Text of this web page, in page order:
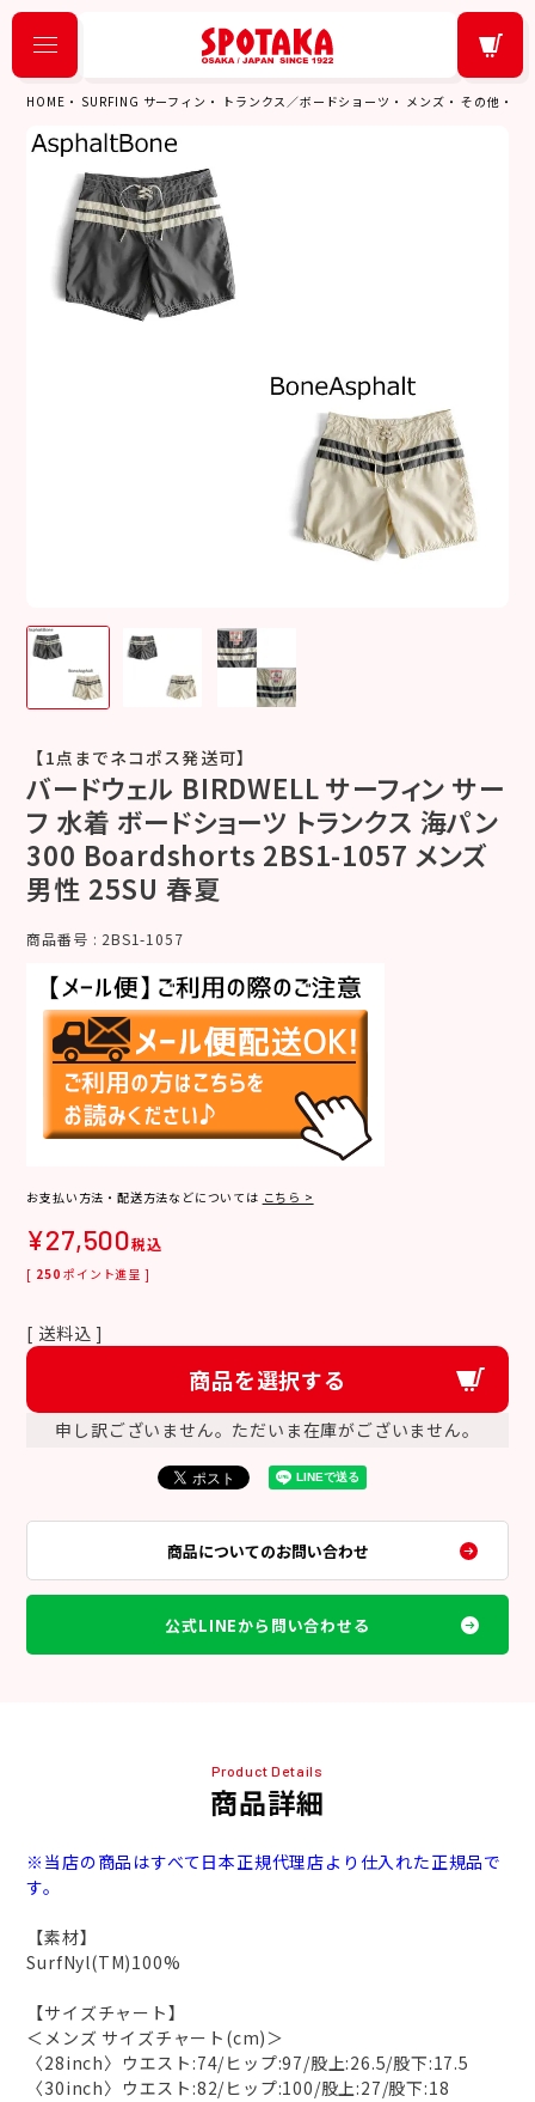
HOME SURFING サーフィン トランクス／ボードショーツ メンズ その他
【1点までネコポス発送可】
バードウェル BIRDWELL サーフィン サー
フ 水着 ボードショーツ トランクス 海パン
300 Boardshorts 2BS1-1057 メンズ
男性 25SU 春夏
商品番号 2BS1-1057
お支払い方法・配送方法などについては こちら >
¥27,500税込
[ 250 ポイント進呈 ]
送料込
商品を選択する
申し訳ございません。ただいま在庫がございません。
商品についてのお問い合わせ
公式LINEから問い合わせる
Product Details
商品詳細
※当店の商品はすべて日本正規代理店より仕入れた正規品で
す。
【素材】
SurfNyl(TM)100%
【サイズチャート】
＜メンズ サイズチャート(cm)＞
〈28inch〉ウエスト:74/ヒップ:97/股上:26.5/股下:17.5
〈30inch〉ウエスト:82/ヒップ:100/股上:27/股下:18